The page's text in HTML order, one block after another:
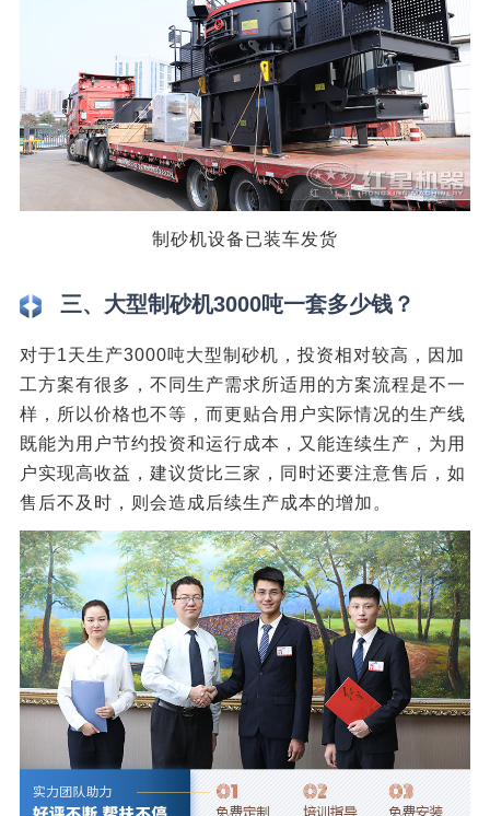
制砂机设备已装车发货
三、大型制砂机3000吨一套多少钱？
对于1天生产3000吨大型制砂机，投资相对较高，因加
工方案有很多，不同生产需求所适用的方案流程是不一
样，所以价格也不等，而更贴合用户实际情况的生产线
既能为用户节约投资和运行成本，又能连续生产，为用
户实现高收益，建议货比三家，同时还要注意售后，如
售后不及时，则会造成后续生产成本的增加。